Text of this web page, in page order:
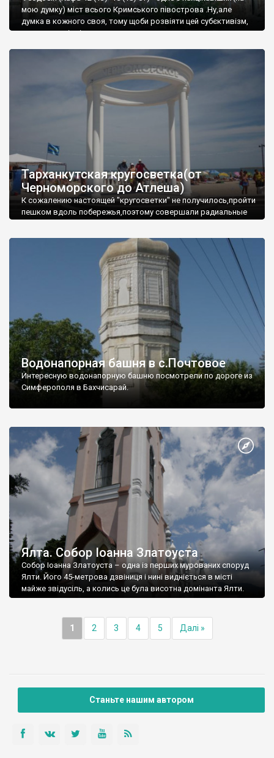
мою думку) міст всього Кримського півострова .Ну,але
думка в кожного своя, тому щоби розвіяти цей субєктивізм,
запрошую відвідати це
Тарханкутская кругосветка(от
Черноморского до Атлеша)
К сожалению настоящей "кругосветки" не получилось,пройти
пешком вдоль побережья,поэтому совершали радиальные
Водонапорная башня в с.Почтовое
Интересную водонапорную башню посмотрели по дороге из
Симферополя в Бахчисарай.
Ялта. Собор Іоанна Златоуста
Собор Іоанна Златоуста – одна із перших мурованих споруд
Ялти. Його 45-метрова дзвіниця і нині видніється в місті
майже звідусіль, а колись це була висотна домінанта Ялти.
1 2 3 4 5 Далі »
Станьте нашим автором